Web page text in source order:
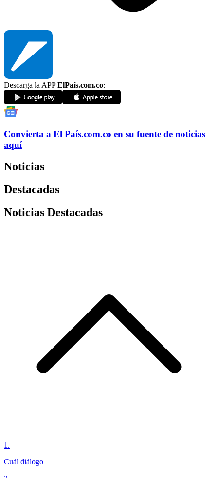
Descarga la APPElPaís.com.co:
Convierta a El País.com.co en su fuente de noticias
aquí
Noticias
Destacadas
Noticias Destacadas
1 .
Cuál diálogo